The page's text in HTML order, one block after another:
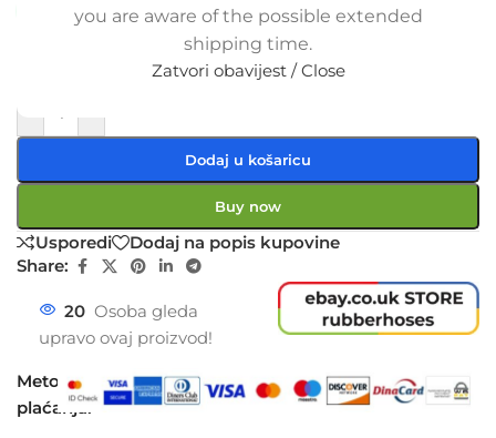
you are aware of the possible extended
shipping time.
Zatvori obavijest / Close
Dostupno uz narudžbu (isti ili sljedeći radni dan)
A$ £15.09
Dodaj u košaricu
Buy now
Usporedi
Dodaj na popis kupovine
Share:
20 Osoba gleda
upravo ovaj proizvod!
Metode
plaćanja: